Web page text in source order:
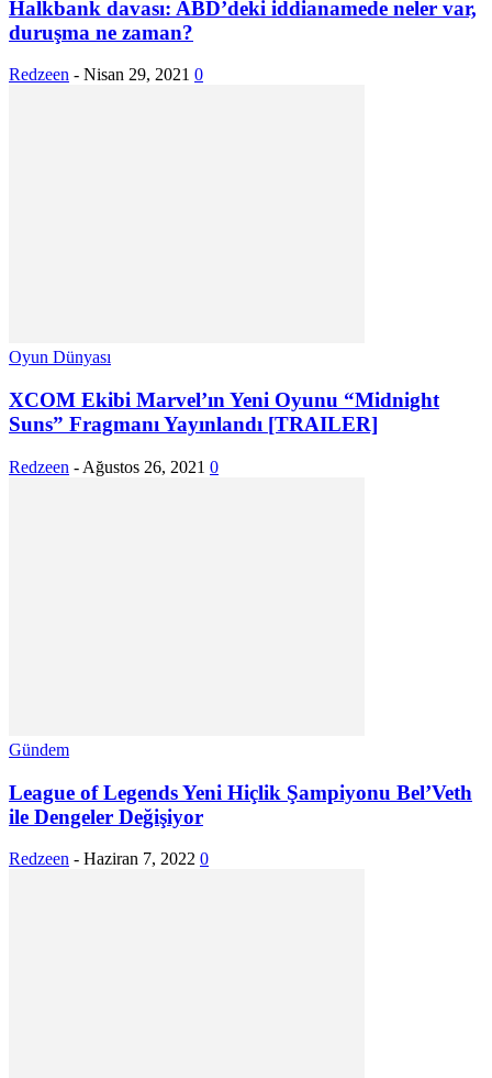
Halkbank davası: ABD’deki iddianamede neler var,
duruşma ne zaman?
Redzeen - Nisan 29, 2021 0
Oyun Dünyası
XCOM Ekibi Marvel’ın Yeni Oyunu “Midnight
Suns” Fragmanı Yayınlandı [TRAILER]
Redzeen - Ağustos 26, 2021 0
Gündem
League of Legends Yeni Hiçlik Şampiyonu Bel’Veth
ile Dengeler Değişiyor
Redzeen - Haziran 7, 2022 0